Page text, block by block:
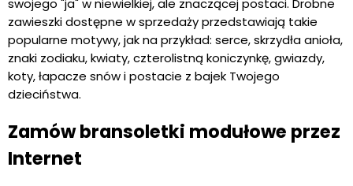
swojego "ja" w niewielkiej, ale znaczącej postaci. Drobne
zawieszki dostępne w sprzedaży przedstawiają takie
popularne motywy, jak na przykład: serce, skrzydła anioła,
znaki zodiaku, kwiaty, czterolistną koniczynkę, gwiazdy,
koty, łapacze snów i postacie z bajek Twojego
dzieciństwa.
Zamów bransoletki modułowe przez
Internet